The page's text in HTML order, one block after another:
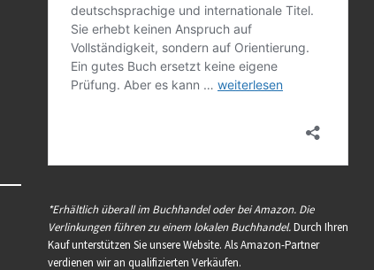
*Erhältlich überall im Buchhandel oder bei Amazon. Die
Verlinkungen führen zu einem lokalen Buchhandel.Durch Ihren
Kauf unterstützen Sie unsere Website. Als Amazon-Partner
verdienen wir an qualifizierten Verkäufen.